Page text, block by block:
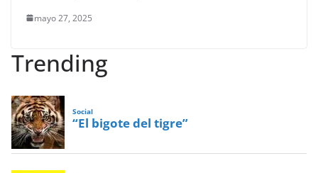
mayo 27, 2025
Trending
Social
“El bigote del tigre”